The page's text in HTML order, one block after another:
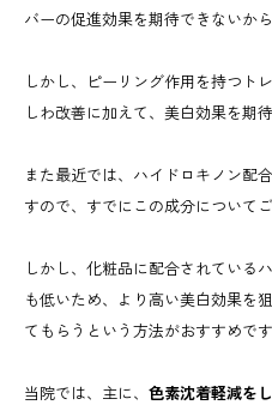
バーの促進効果を期待できないから
しかし、ピーリング作用を持つト
しわ改善に加えて、美白効果を期
また最近では、ハイドロキノン配
すので、すでにこの成分について
しかし、化粧品に配合されている
も低いため、より高い美白効果を
てもらうという方法がおすすめです
当院では、主に、 色素沈着軽減を